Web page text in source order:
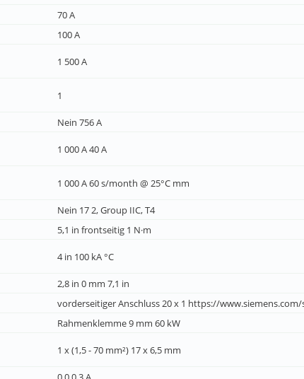
70 A
100 A
1 500 A
1
Nein 756 A
1 000 A 40 A
1 000 A 60 s/month @ 25°C mm
Nein 17 2, Group IIC, T4
5,1 in frontseitig 1 N·m
4 in 100 kA °C
2,8 in 0 mm 7,1 in
vorderseitiger Anschluss 20 x 1 https://
Rahmenklemme 9 mm 60 kW
1 x (1,5 - 70 mm²) 17 x 6,5 mm